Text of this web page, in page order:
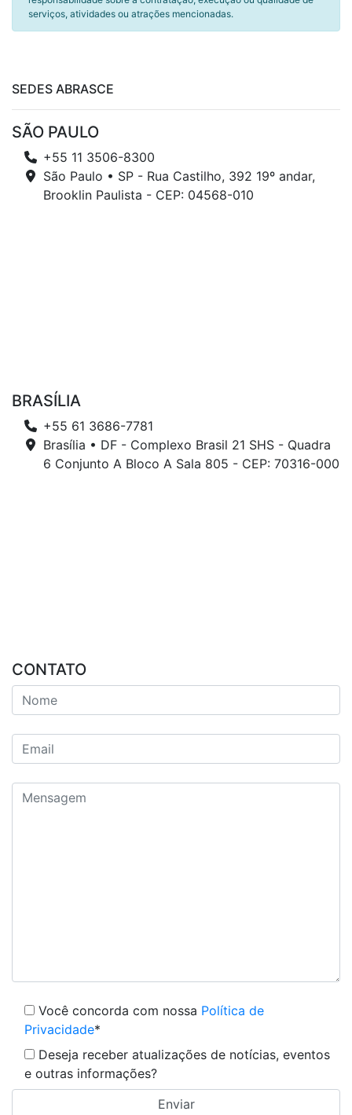
serviços, atividades ou atrações mencionadas.
SEDES ABRASCE
SÃO PAULO
+55 11 3506-8300
São Paulo • SP - Rua Castilho, 392 19º andar,
Brooklin Paulista - CEP: 04568-010
BRASÍLIA
+55 61 3686-7781
Brasília • DF - Complexo Brasil 21 SHS - Quadra
6 Conjunto A Bloco A Sala 805 - CEP: 70316-000
CONTATO
Você concorda com nossa Política de
Privacidade*
Deseja receber atualizações de notícias, eventos
e outras informações?